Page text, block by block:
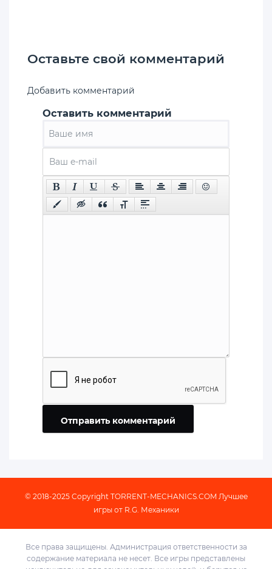
Оставьте свой комментарий
Добавить комментарий
Оставить комментарий
Отправить комментарий
© 2018-2025 Copyright TORRENT-MECHANICS.COM Лучшее
игры от R.G. Механики
Все права защищены. Администрация ответственности за
содержание материала не несет. Все игры представлены